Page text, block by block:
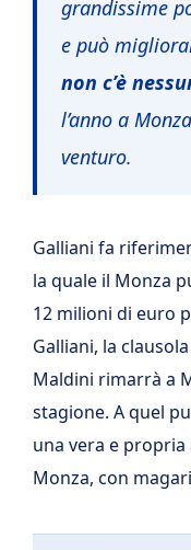
grandissime
e può
non c’è
l’anno a
venturo.
Galliani fa
la quale il Monza
12 milioni di euro
Galliani, la
Maldini rimarrà a
stagione. A quel
una vera e
Monza, con